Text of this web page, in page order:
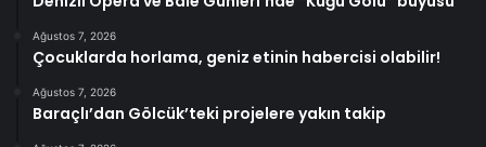
Ağustos 7, 2026
Çocuklarda horlama, geniz etinin habercisi olabilir!
Ağustos 7, 2026
Baraçlı’dan Gölcük’teki projelere yakın takip